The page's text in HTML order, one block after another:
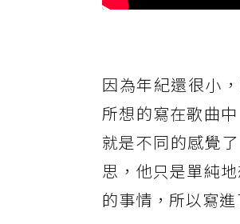
因為年紀還很小
所想的寫在歌曲
就是不同的感覺
思，他只是單純
的事情，所以寫